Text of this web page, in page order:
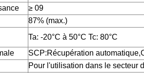
≥ 09
87% (max.)
Ta: -20°C à 50°C Tc: 80°C
SCP:Récupération
Pour l'utilisation dans le secteur